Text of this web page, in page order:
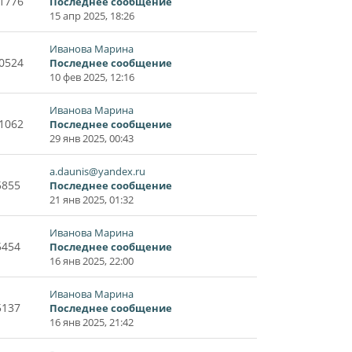
15 апр 2025, 18:26
Иванова Марина
Последнее сообщение
10 фев 2025, 12:16
Иванова Марина
Последнее сообщение
29 янв 2025, 00:43
a.daunis@yandex.ru
Последнее сообщение
21 янв 2025, 01:32
Иванова Марина
Последнее сообщение
16 янв 2025, 22:00
Иванова Марина
Последнее сообщение
16 янв 2025, 21:42